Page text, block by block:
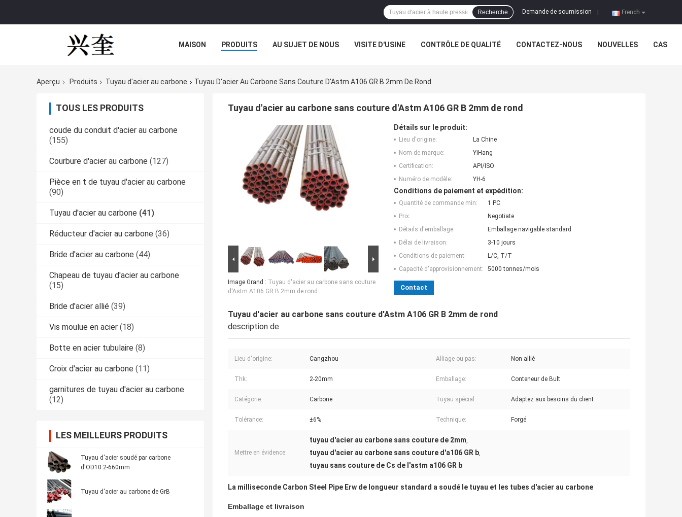
French
Demande de soumission
Recherche
MAISON PRODUITS AU SUJET DE NOUS VISITE D'USINE CONTRÔLE DE QUALITÉ CONTACTEZ-NOUS NOUVELLES CAS
Aperçu Produits Tuyau d'acier au carbone Tuyau D'acier Au Carbone Sans Couture D'Astm A106 GR B 2mm De Rond
TOUS LES PRODUITS
coude du conduit d'acier au carbone
(155)
Courbure d'acier au carbone (127)
Pièce en t de tuyau d'acier au carbone
(90)
Tuyau d'acier au carbone (41)
Réducteur d'acier au carbone (36)
Bride d'acier au carbone (44)
Chapeau de tuyau d'acier au carbone
(15)
Bride d'acier allié (39)
Vis moulue en acier (18)
Botte en acier tubulaire (8)
Croix d'acier au carbone (11)
garnitures de tuyau d'acier au carbone
(12)
LES MEILLEURS PRODUITS
Tuyau d'acier soudé par carbone
d'OD10.2-660mm
Tuyau d'acier au carbone de GrB
Tuyau d'acier au carbone sans couture d'Astm A106 GR B 2mm de rond
Image Grand : Tuyau d'acier au carbone sans couture
d'Astm A106 GR B 2mm de rond
Détails sur le produit:
Lieu d'origine:
La Chine
Nom de marque:
YiHang
Certification:
API/ISO
Numéro de modèle:
YH-6
Conditions de paiement et expédition:
Quantité de commande min:
1 PC
Prix:
Negotiate
Détails d'emballage:
Emballage navigable standard
Délai de livraison:
3-10 jours
Conditions de paiement:
L/C, T/T
Capacité d'approvisionnement:
5000 tonnes/mois
Contact
Tuyau d'acier au carbone sans couture d'Astm A106 GR B 2mm de rond
description de
Lieu d'origine: Cangzhou Alliage ou pas: Non allié
Thk: 2-20mm Emballage: Conteneur de Bult
Catégorie: Carbone Tuyau spécial: Adaptez aux besoins du client
Tolérance: ±6% Technique: Forgé
Mettre en évidence:
tuyau d'acier au carbone sans couture de 2mm,
tuyau d'acier au carbone sans couture d'a106 GR b,
tuyau sans couture de Cs de l'astm a106 GR b
La milliseconde Carbon Steel Pipe Erw de longueur standard a soudé le tuyau et les tubes d'acier au carbone
Emballage et livraison